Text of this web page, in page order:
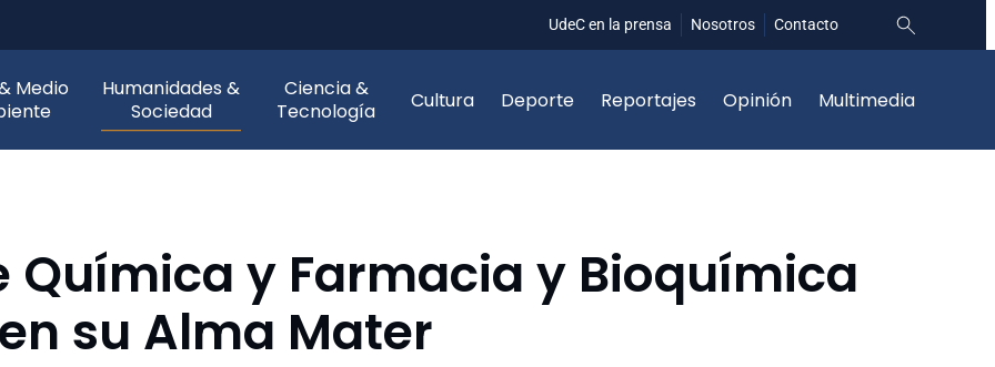
UdeC en la prensa Nosotros Contacto
Medio
Humanidades &
Sociedad
Ciencia &
Tecnología
Cultura Deporte Reportajes Opinión Multimedia
Química y Farmacia y Bioquímica
su Alma Mater